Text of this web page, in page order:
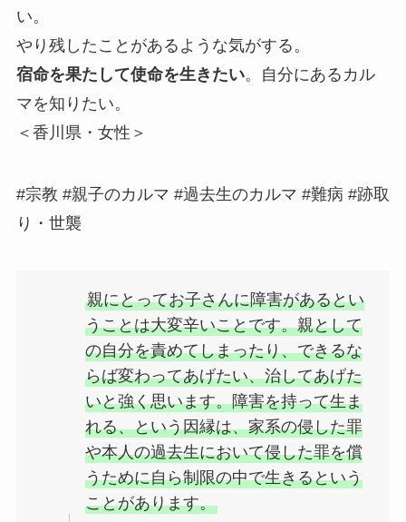
い。
やり残したことがあるような気がする。
宿命を果たして使命を生きたい。自分にあるカル
マを知りたい。
＜香川県・女性＞
#宗教 #親子のカルマ #過去生のカルマ #難病 #跡取
り・世襲
親にとってお子さんに障害があるとい
うことは大変辛いことです。親として
の自分を責めてしまったり、できるな
らば変わってあげたい、治してあげた
いと強く思います。障害を持って生ま
れる、という因縁は、家系の侵した罪
や本人の過去生において侵した罪を償
うために自ら制限の中で生きるという
ことがあります。